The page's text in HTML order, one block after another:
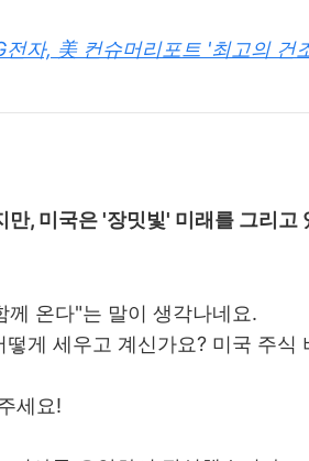
전자, 美 컨슈머리포트 '최고의 건
, 미국은 '장밋빛' 미래를 그리고
께 온다"는 말이 생각나네요.
게 세우고 계신가요? 미국 주식
세요!